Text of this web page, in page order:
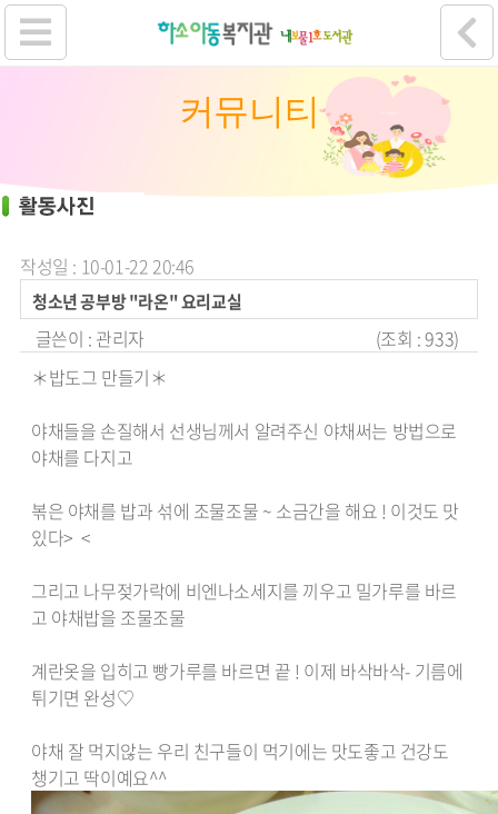
커뮤니티
작성일 : 10-01-22 20:46
청소년 공부방 "라온" 요리교실
글쓴이 : 관리자
(조회 : 933)
＊밥도그 만들기＊
야채들을 손질해서 선생님께서 알려주신 야채써는 방법으로
야채를 다지고
볶은 야채를 밥과 섞에 조물조물 ~ 소금간을 해요 ! 이것도 맛
있다> <
그리고 나무젖가락에 비엔나소세지를 끼우고 밀가루를 바르
고 야채밥을 조물조물
계란옷을 입히고 빵가루를 바르면 끝 ! 이제 바삭바삭- 기름에
튀기면 완성♡
야채 잘 먹지않는 우리 친구들이 먹기에는 맛도좋고 건강도
챙기고 딱이예요^^